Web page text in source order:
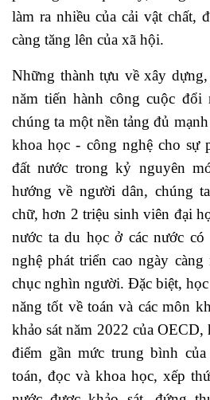
làm ra nhiều của cải vật chất,
càng tăng lên của xã hội.
Những thành tựu về xây
năm tiến hành công cuộc đổi
chúng ta một nền tảng đủ
khoa học - công nghệ cho sự
đất nước trong kỷ nguyên
hướng về người dân, chúng
chữ, hơn 2 triệu sinh viên đại
nước ta du học ở các nước
nghệ phát triển cao ngày
chục nghìn người. Đặc biệt,
năng tốt về toán và các môn
khảo sát năm 2022 của
điểm gần mức trung bình
toán, đọc và khoa học, xếp